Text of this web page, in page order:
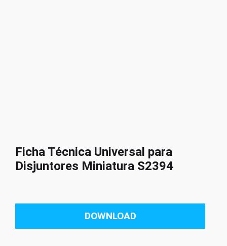
Ficha Técnica Universal para
Disjuntores Miniatura S2394
DOWNLOAD